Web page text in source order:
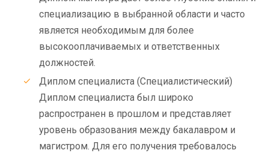
специализацию в выбранной области и часто
является необходимым для более
высокооплачиваемых и ответственных
должностей.
Диплом специалиста (Специалистический)
Диплом специалиста был широко
распространен в прошлом и представляет
уровень образования между бакалавром и
магистром. Для его получения требовалось